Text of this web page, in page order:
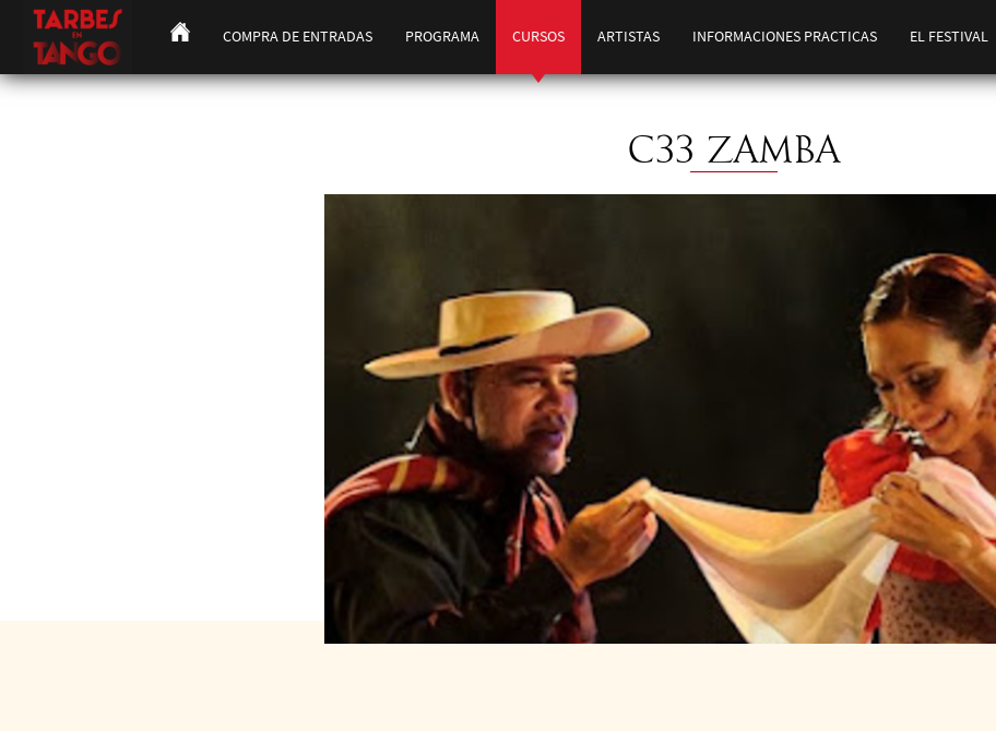
COMPRA DE ENTRADAS PROGRAMA CURSOS ARTISTAS INFORMACIONES PRACTICAS EL FESTIVAL
C33 ZAMBA